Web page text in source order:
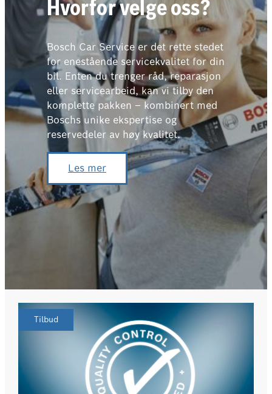
Hvorfor velge oss?
Bosch Car Service er det rette stedet
for enestående servicekvalitet for din
bil. Enten du trenger råd, reparasjon
eller servicearbeid, kan vi tilby den
komplette pakken – kombinert med
Boschs unike ekspertise og
reservedeler av høy kvalitet.
Les mer
Tilbud